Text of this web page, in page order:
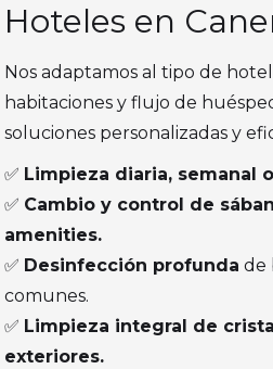
Hoteles en
Nos adaptamos al tipo de
habitaciones y flujo de
soluciones personalizadas y
✅ Limpieza diaria, semanal
✅ Cambio y control de
amenities.
✅ Desinfección profunda de
comunes.
✅ Limpieza integral de
exteriores.